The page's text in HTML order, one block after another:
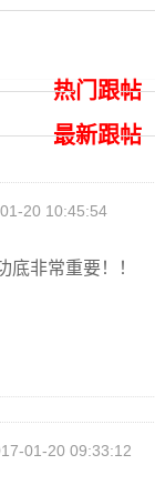
热门跟帖
最新跟帖
20 10:45:54
底非常重要！！
01-20 09:33:12